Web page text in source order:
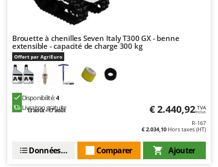
Brouette à chenilles Seven Italy T300 GX - benne
extensible - capacité de charge 300 kg
Offert par AgriEuro
Disponibilité:4
Livraison gratuite
13 août - 17 août € 2.440,92 TVA
Inclus
R-167
€ 2.034,10 Hors taxes (HT)
Ajouter
Comparer
Données techniques